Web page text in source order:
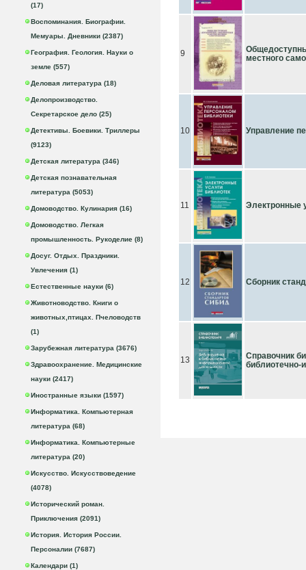
(17)
Воспоминания. Биографии.
Мемуары. Дневники (2387)
География. Геология. Науки о
земле (557)
Деловая литература (18)
Делопроизводство.
Секретарское дело (25)
Детективы. Боевики. Триллеры
(9123)
Детская литература (346)
Детская познавательная
литература (5053)
Домоводство. Кулинария (16)
Домоводство. Легкая
промышленность. Рукоделие (8)
Досуг. Отдых. Праздники.
Увлечения (1)
Естественные науки (6)
Животноводство. Книги о
животных,птицах. Пчеловодств
(1)
Зарубежная литература (3676)
Здравоохранение. Медицинские
науки (2417)
Иностранные языки (1597)
Информатика. Компьютерная
литература (68)
Информатика. Компьютерные
литература (20)
Искусство. Искусствоведение
(4078)
Исторический роман.
Приключения (2091)
История. История России.
Персоналии (7687)
Календари (1)
9
местного
10 Управление
11 Электронные
12 Сборник
13
Справочник
библиотечно-